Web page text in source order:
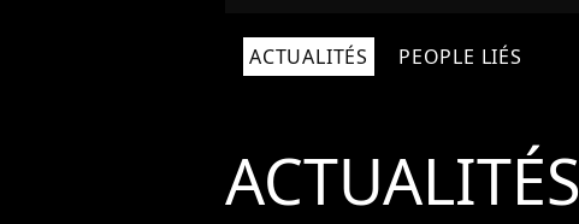
ACTUALITÉS PEOPLE LIÉS
ACTUALITÉS